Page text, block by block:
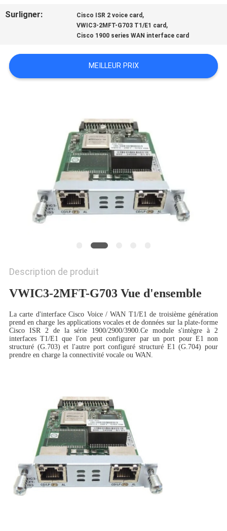
VISITE
L'USINE
CONTRÔLE
CONTACTER
NOUVELLES
AFFAIRES
SITEMAP
POLITIQUE
DE
Surligner:
Cisco ISR 2 voice card ,
VWIC3-2MFT-G703 T1/E1 card ,
Cisco 1900 series WAN interface card
MEILLEUR PRIX
Description de produit
VWIC3-2MFT-G703 Vue d'ensemble
La carte d'interface Cisco Voice / WAN T1/E1 de troisième génération
prend en charge les applications vocales et de données sur la plate-forme
Cisco ISR 2 de la série 1900/2900/3900.Ce module s'intègre à 2
interfaces T1/E1 que l'on peut configurer par un port pour E1 non
structuré (G.703) et l'autre port configuré structuré E1 (G.704) pour
prendre en charge la connectivité vocale ou WAN.